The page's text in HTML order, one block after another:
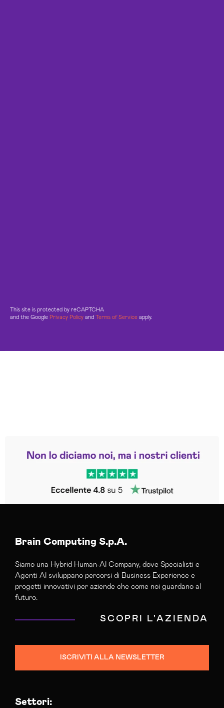
This site is protected by reCAPTCHA
and the Google Privacy Policy and Terms of Service apply.
Trustpilot
Brain Computing S.p.A.
Siamo una Hybrid Human-AI Company, dove Specialisti e
Agenti AI sviluppano percorsi di Business Experience e
progetti innovativi per aziende che come noi guardano al
futuro.
SCOPRI L'AZIENDA
ISCRIVITI ALLA NEWSLETTER
Settori: